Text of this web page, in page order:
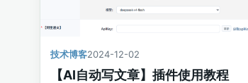
技术博客2024-12-02
【AI自动写文章】插件使用教程